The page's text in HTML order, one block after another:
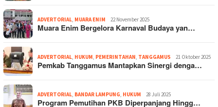
ADVERTORIAL, MUARA ENIM 22 November 2025
Muara Enim Bergelora Karnaval Budaya yan…
ADVERTORIAL, HUKUM, PEMERINTAHAN, TANGGAMUS 21 Oktober 2025
Pemkab Tanggamus Mantapkan Sinergi denga…
ADVERTORIAL, BANDAR LAMPUNG, HUKUM 28 Juli 2025
Program Pemutihan PKB Diperpanjang Hingg…